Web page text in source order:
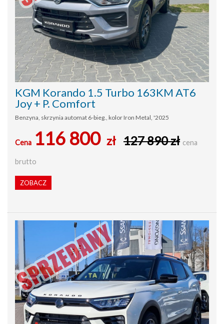
KGM Korando 1.5 Turbo 163KM AT6
Joy + P. Comfort
Benzyna, skrzynia automat 6-bieg., kolor Iron Metal, '2025
Cena 116 800 zł 127 890 zł cena
brutto
ZOBACZ